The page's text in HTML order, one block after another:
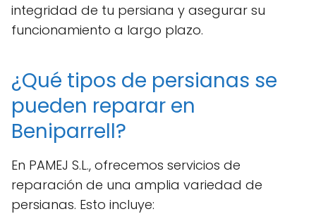
integridad de tu persiana y asegurar su
funcionamiento a largo plazo.
¿Qué tipos de persianas se
pueden reparar en
Beniparrell?
En PAMEJ S.L., ofrecemos servicios de
reparación de una amplia variedad de
persianas. Esto incluye: